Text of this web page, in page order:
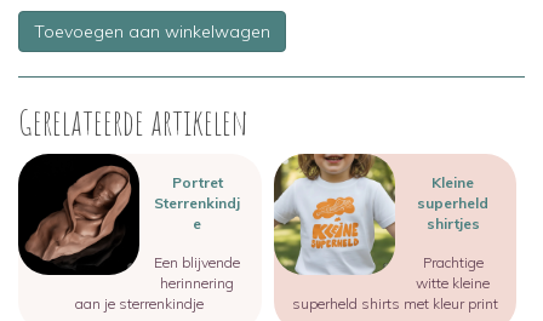
Toevoegen aan winkelwagen
Gerelateerde artikelen
Image
Portret
Sterrenkindj
e
Een blijvende
herinnering
aan je sterrenkindje
Image
Kleine
superheld
shirtjes
Prachtige
witte kleine
superheld shirts met kleur print